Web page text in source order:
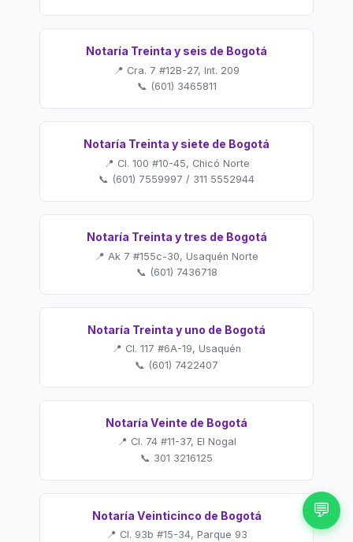
💬
Notaría Treinta y seis de Bogotá
📍 Cra. 7 #12B-27, Int. 209
📞 (601) 3465811
Notaría Treinta y siete de Bogotá
📍 Cl. 100 #10-45, Chicó Norte
📞 (601) 7559997 / 311 5552944
Notaría Treinta y tres de Bogotá
📍 Ak 7 #155c-30, Usaquén Norte
📞 (601) 7436718
Notaría Treinta y uno de Bogotá
📍 Cl. 117 #6A-19, Usaquén
📞 (601) 7422407
Notaría Veinte de Bogotá
📍 Cl. 74 #11-37, El Nogal
📞 301 3216125
Notaría Veinticinco de Bogotá
📍 Cl. 93b #15-34, Parque 93